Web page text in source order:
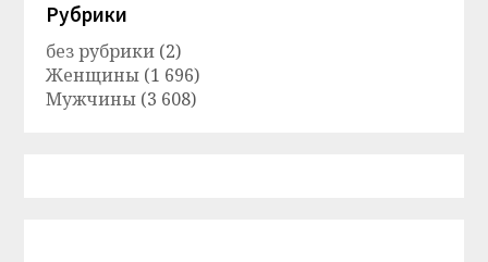
Рубрики
без рубрики (2)
Женщины (1 696)
Мужчины (3 608)